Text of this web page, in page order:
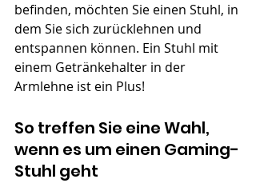
befinden, möchten Sie einen Stuhl, in
dem Sie sich zurücklehnen und
entspannen können. Ein Stuhl mit
einem Getränkehalter in der
Armlehne ist ein Plus!
So treffen Sie eine Wahl,
wenn es um einen Gaming-
Stuhl geht